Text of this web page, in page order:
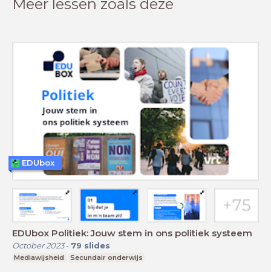
Meer lessen zoals deze
EDUbox Politiek: Jouw stem in ons politiek systeem
October 2023- 79 slides
Mediawijsheid Secundair onderwijs
EDUbox